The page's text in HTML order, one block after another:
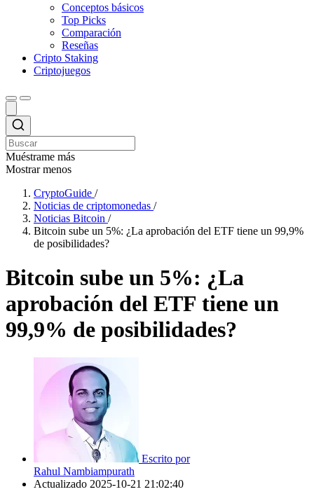
Conceptos básicos
Top Picks
Comparación
Reseñas
Cripto Staking
Criptojuegos
Muéstrame más
Mostrar menos
CryptoGuide /
Noticias de criptomonedas /
Noticias Bitcoin /
Bitcoin sube un 5%: ¿La aprobación del ETF tiene un 99,9%
de posibilidades?
Bitcoin sube un 5%: ¿La
aprobación del ETF tiene un
99,9% de posibilidades?
Escrito por
Rahul Nambiampurath
Actualizado 2025-10-21 21:02:40